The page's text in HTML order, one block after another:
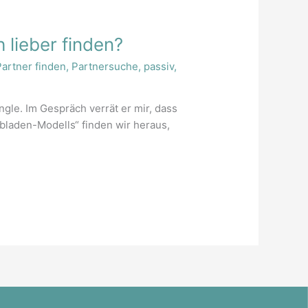
lieber finden?
finden, Partnersuche, passiv,
Im Gespräch verrät er mir, dass
Modells“ finden wir heraus,